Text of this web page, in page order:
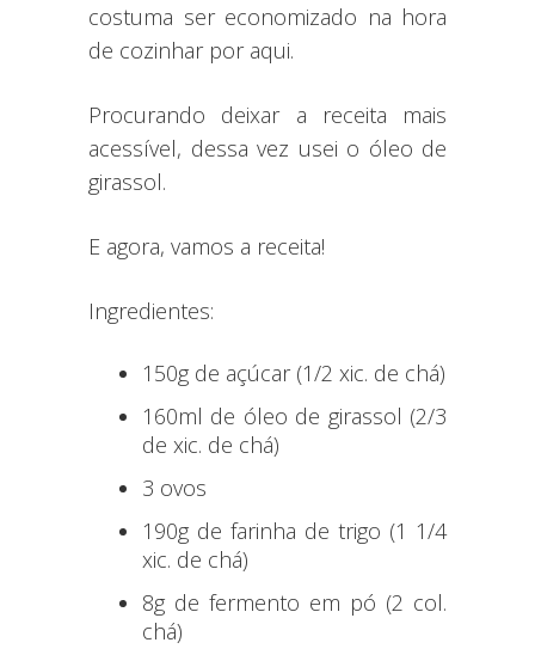
costuma ser economizado na hora
de cozinhar por aqui.
Procurando deixar a receita mais
acessível, dessa vez usei o óleo de
girassol.
E agora, vamos a receita!
Ingredientes:
150g de açúcar (1/2 xic. de chá)
160ml de óleo de girassol (2/3
de xic. de chá)
3 ovos
190g de farinha de trigo (1 1/4
xic. de chá)
8g de fermento em pó (2 col.
chá)